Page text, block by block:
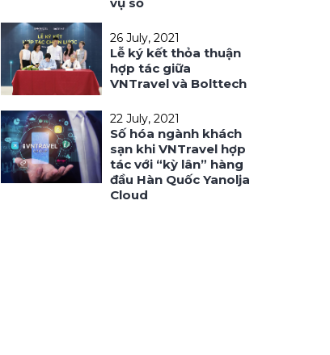
26 July, 2021
Lễ ký kết thỏa thuận
hợp tác giữa
VNTravel và Bolttech
22 July, 2021
Số hóa ngành khách
sạn khi VNTravel hợp
tác với “kỳ lân” hàng
đầu Hàn Quốc Yanolja
Cloud